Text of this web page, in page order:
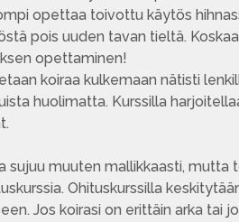
opettaa toivottu käytös
pois uuden tavan tieltä.
opettaminen!
koiraa kulkemaan nätisti
huolimatta. Kurssilla
sujuu muuten mallikkaasti,
Ohituskurssilla
Jos koirasi on erittäin arka tai